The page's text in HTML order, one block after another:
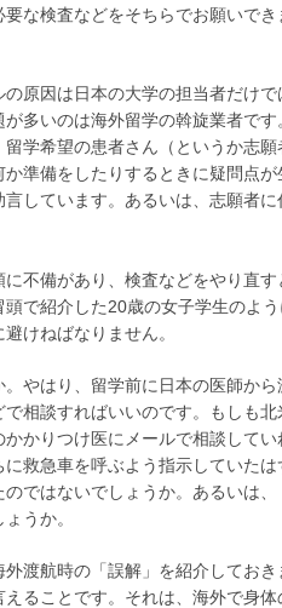
な検査などをそちらでお願いで
原因は日本の大学の担当者だけで
多いのは海外留学の斡旋業者で
留学希望の患者さん（というか志
準備をしたりするときに疑問点
しています。あるいは、志願者
不備があり、検査などをやり直
で紹介した20歳の女子学生のよ
けねばなりません。
やはり、留学前に日本の医師か
で相談すればいいのです。もしも
かりつけ医にメールで相談して
に救急車を呼ぶよう指示していた
のではないでしょうか。あるいは
うか。
渡航時の「誤解」を紹介してお
ることです。それは、海外で身